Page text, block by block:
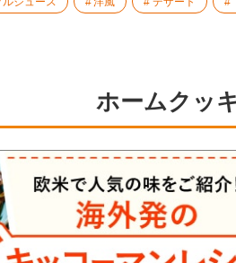
ホームクッ